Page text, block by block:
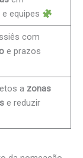
equipes
com
e prazos
a zonas
e reduzir